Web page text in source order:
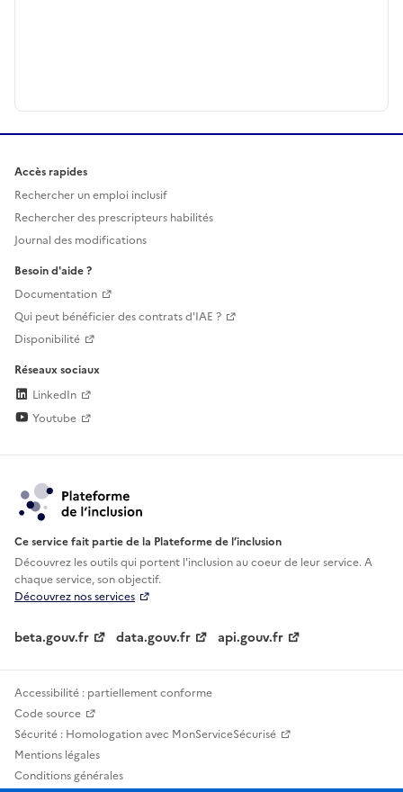
Accès rapides
Rechercher un emploi inclusif
Rechercher des prescripteurs habilités
Journal des modifications
Besoin d'aide ?
Documentation
Qui peut bénéficier des contrats d'IAE ?
Disponibilité
Réseaux sociaux
LinkedIn
Youtube
Ce service fait partie de la Plateforme de l’inclusion
Découvrez les outils qui portent l'inclusion aucoeur de leur service. A
chaque service, son objectif.
Découvrez nos services
beta.gouv.fr data.gouv.fr api.gouv.fr
Accessibilité : partiellement conforme
Code source
Sécurité : Homologation avec MonServiceSécurisé
Mentions légales
Conditions générales